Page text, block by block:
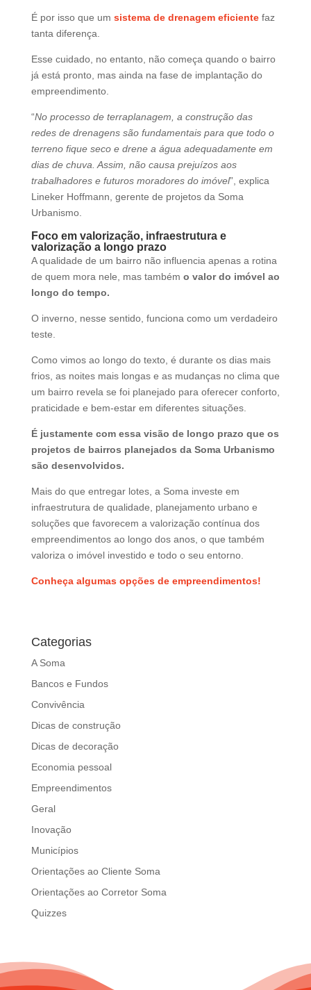
É por isso que um sistema de drenagem eficientefaz
tanta diferença.
Esse cuidado, no entanto, não começa quando o bairro
já está pronto, mas ainda na fase de implantação do
empreendimento.
“No processo de terraplanagem, a construção das
redes de drenagens são fundamentais para que todo o
terreno fique seco e drene a água adequadamente em
dias de chuva. Assim, não causa prejuízos aos
trabalhadores e futuros moradores do imóvel”, explica
Lineker Hoffmann, gerente de projetos da Soma
Urbanismo.
Foco em valorização, infraestrutura e
valorização a longo prazo
A qualidade de um bairro não influencia apenas a rotina
de quem mora nele, mas também o valor do imóvel ao
longo do tempo.
O inverno, nesse sentido, funciona como um verdadeiro
teste.
Como vimos ao longo do texto, é durante os dias mais
frios, as noites mais longas e as mudanças no clima que
um bairro revela se foi planejado para oferecer conforto,
praticidade e bem-estar em diferentes situações.
É justamente com essa visão de longo prazo que os
projetos de bairros planejados da Soma Urbanismo
são desenvolvidos.
Mais do que entregar lotes, a Soma investe em
infraestrutura de qualidade, planejamento urbano e
soluções que favorecem a valorização contínua dos
empreendimentos ao longo dos anos, o que também
valoriza o imóvel investido e todo o seu entorno.
Conheça algumas opções de empreendimentos!
Categorias
A Soma
Bancos e Fundos
Convivência
Dicas de construção
Dicas de decoração
Economia pessoal
Empreendimentos
Geral
Inovação
Municípios
Orientações ao Cliente Soma
Orientações ao Corretor Soma
Quizzes